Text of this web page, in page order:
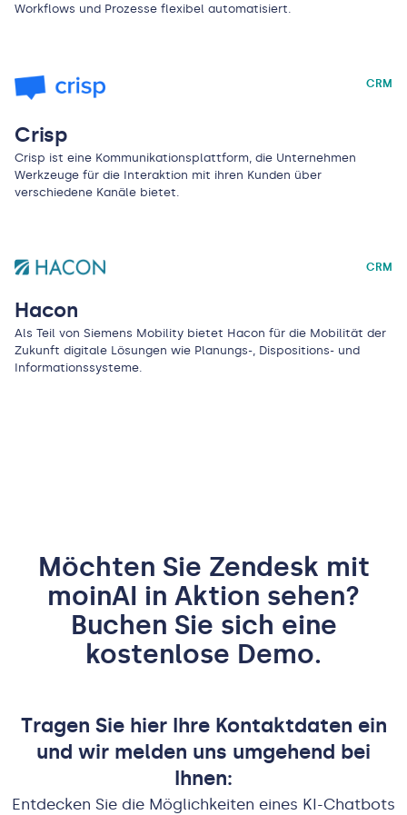
Workflows und Prozesse flexibel automatisiert.
CRM
Crisp
Crisp ist eine Kommunikationsplattform, die Unternehmen
Werkzeuge für die Interaktion mit ihren Kunden über
verschiedene Kanäle bietet.
CRM
Hacon
Als Teil von Siemens Mobility bietet Hacon für die Mobilität der
Zukunft digitale Lösungen wie Planungs-, Dispositions- und
Informationssysteme.
Möchten Sie Zendesk mit
moinAI in Aktion sehen?
Buchen Sie sich eine
kostenlose Demo.
Tragen Sie hier Ihre Kontaktdaten ein
und wir melden uns umgehend bei
Ihnen:
Entdecken Sie die Möglichkeiten eines KI-Chatbots